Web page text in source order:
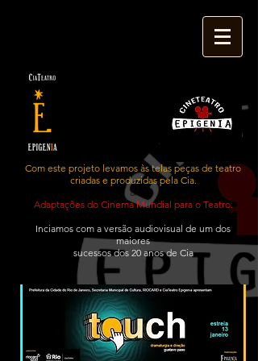
Com este projeto levamos às telas peças de teatro
criadas e produzidas pela Cia.
&
Adaptações do Cinema Mundial para o Teatro.
Inciamos com a versão audiovisual de um dos
maiores
sucessos dos 20 anos de Cia